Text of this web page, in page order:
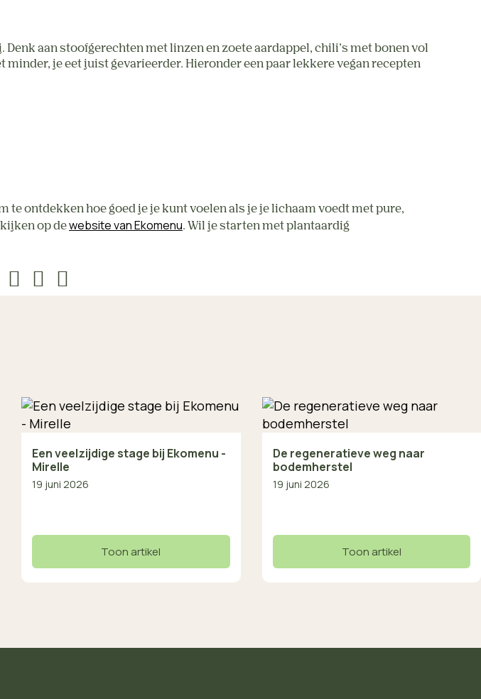
aan stoofgerechten met linzen en zoete aardappel, chili’s met bonen vol
je eet juist gevarieerder. Hieronder een paar lekkere vegan recepten
te ontdekken hoe goed je je kunt voelen als je je lichaam voedt met pure,
op de website van Ekomenu. Wil je starten met plantaardig
Een veelzijdige stage bij Ekomenu -
Mirelle
19 juni 2026
Toon artikel
De regeneratieve weg naar
bodemherstel
19 juni 2026
Toon artikel